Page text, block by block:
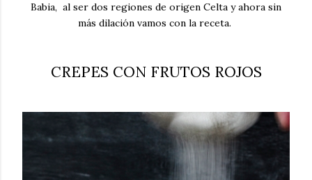
Babia, al ser dos regiones de origen Celta y ahora sin
más dilación vamos con la receta.
CREPES CON FRUTOS ROJOS